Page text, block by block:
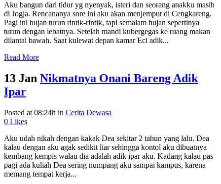
Aku bangun dari tidur yg nyenyak, isteri dan seorang anakku masih
di Jogja. Rencananya sore ini aku akan menjemput di Cengkareng.
Pagi ini hujan turun rintik-rintik, tapi semalam hujan sepertinya
turun dengan lebatnya. Setelah mandi kubergegas ke ruang makan
dilantai bawah. Saat kulewat depan kamar Eci adik...
Read More
13 Jan Nikmatnya Onani Bareng Adik
Ipar
Posted at 08:24h in Cerita Dewasa
0 Likes
Aku udah nikah dengan kakak Dea sekitar 2 tahun yang lalu. Dea
kalau dengan aku agak sedikit liar sehingga kontol aku dibuatnya
kembang kempis walau dia adalah adik ipar aku. Kadang kalau pas
pagi ada kuliah Dea sering numpang aku sampai kampus, karena
memang tempat kerja...